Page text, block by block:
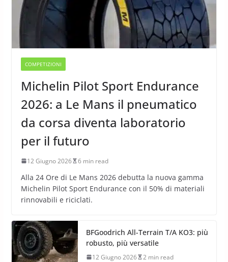
COMPETIZIONI
Michelin Pilot Sport Endurance
2026: a Le Mans il pneumatico
da corsa diventa laboratorio
per il futuro
12 Giugno 2026 6 min read
Alla 24 Ore di Le Mans 2026 debutta la nuova gamma
Michelin Pilot Sport Endurance con il 50% di materiali
rinnovabili e riciclati.
BFGoodrich All-Terrain T/A KO3: più
robusto, più versatile
12 Giugno 2026 2 min read